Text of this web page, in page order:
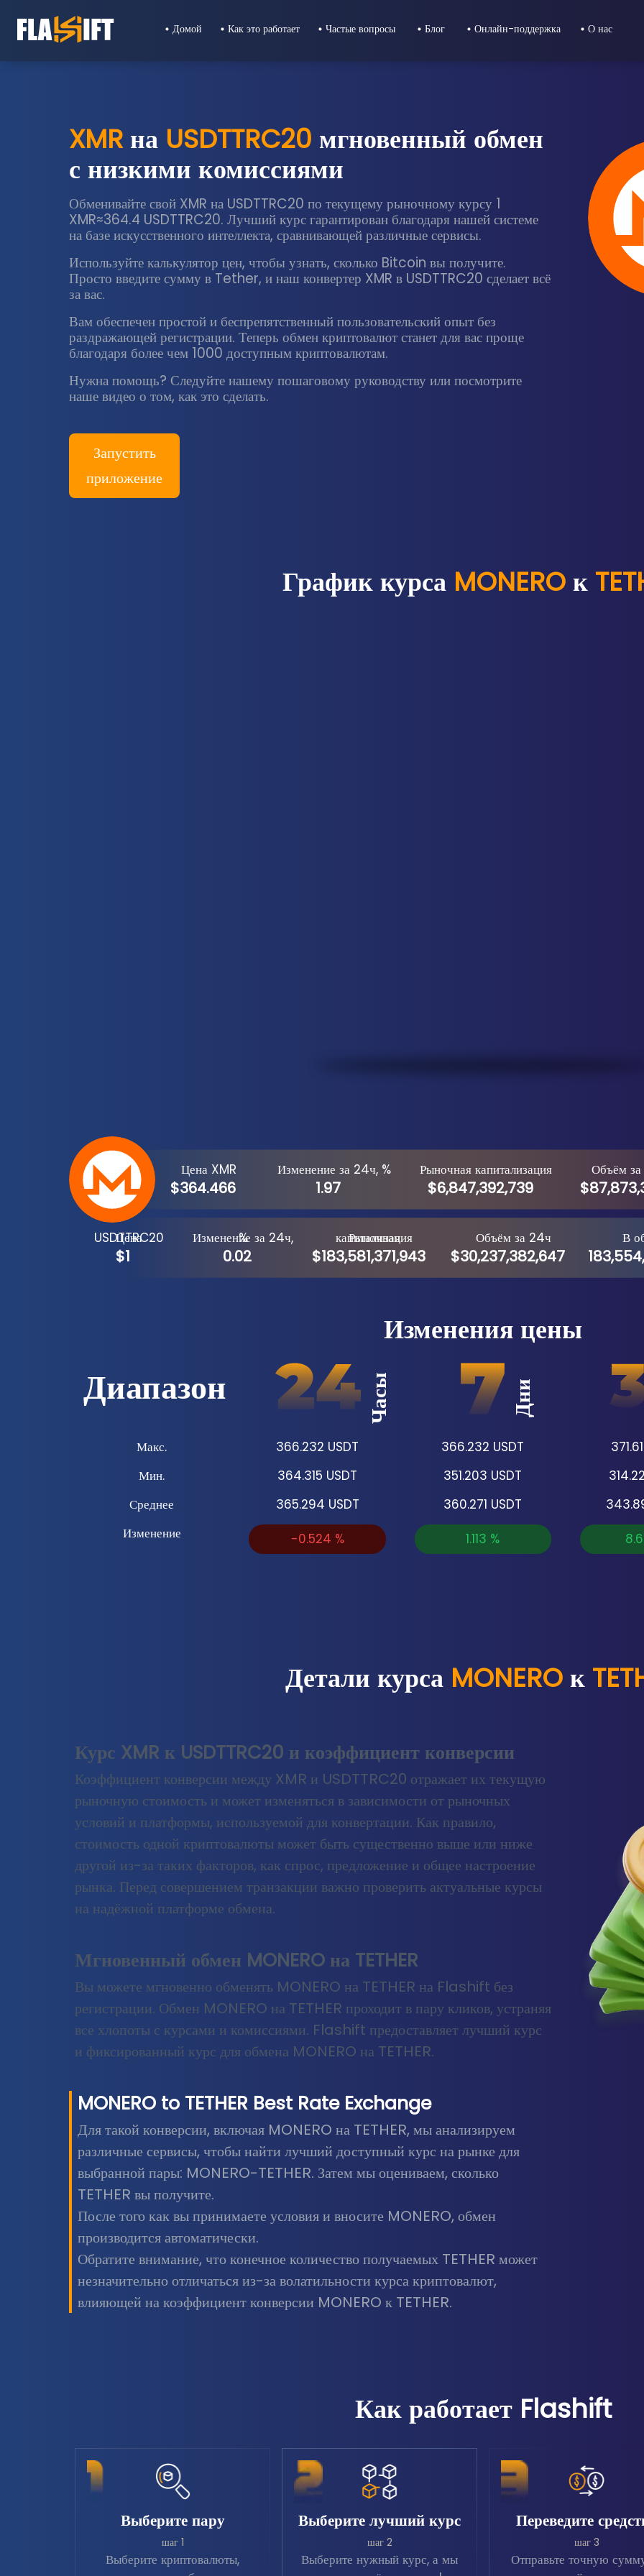
Домой Как это работает Частые вопросы Блог Онлайн-поддержка О нас
XMRна USDTTRC20 мгновенный обмен
с низкими комиссиями
Обменивайте свой XMR на USDTTRC20 по текущему рыночному курсу 1
XMR≈364.4 USDTTRC20. Лучший курс гарантирован благодаря нашей системе
на базе искусственного интеллекта, сравнивающей различные сервисы.
Используйте калькулятор цен, чтобы узнать, сколько Bitcoin вы получите.
Просто введите сумму в Tether, и наш конвертер XMR в USDTTRC20 сделает всё
за вас.
Вам обеспечен простой и беспрепятственный пользовательский опыт без
раздражающей регистрации. Теперь обмен криптовалют станет для вас проще
благодаря более чем 1000 доступным криптовалютам.
Нужна помощь? Следуйте нашему пошаговому руководству или посмотрите
наше видео о том, как это сделать.
Запустить
приложение
График курса MONEROк
Цена XMR Изменение за 24ч, % Рыночная капитализация Объём
$364.466 1.97 $6,847,392,739
Цена USDTTRC20 Изменение за 24ч, % Рыночная капитализация Объём за 24ч В
$1 0.02 $183,581,371,943 $30,237,382,647
Изменения цены
Диапазон
Макс.
Мин.
Среднее
Изменение
Часы
366.232 USDT
364.315 USDT
365.294 USDT
-0.524 %
Дни
366.232 USDT
351.203 USDT
360.271 USDT
1.113 %
Детали курса MONEROк
Курс XMR к USDTTRC20 и коэффициент конверсии
Коэффициент конверсии между XMR и USDTTRC20 отражает их текущую
рыночную стоимость и может изменяться в зависимости от рыночных
условий и платформы, используемой для конвертации. Как правило,
стоимость одной криптовалюты может быть существенно выше или ниже
другой из-за таких факторов, как спрос, предложение и общее настроение
рынка. Перед совершением транзакции важно проверить актуальные курсы
на надёжной платформе обмена.
Мгновенный обмен MONERO на TETHER
Вы можете мгновенно обменять MONERO на TETHER на Flashift без
регистрации. Обмен MONERO на TETHER проходит в пару кликов, устраняя
все хлопоты с курсами и комиссиями. Flashift предоставляет лучший курс
и фиксированный курс для обмена MONERO на TETHER.
MONERO to TETHER Best Rate Exchange
Для такой конверсии, включая MONERO на TETHER, мы анализируем
различные сервисы, чтобы найти лучший доступный курс на рынке для
выбранной пары: MONERO-TETHER. Затем мы оцениваем, сколько
TETHER вы получите.
После того как вы принимаете условия и вносите MONERO, обмен
производится автоматически.
Обратите внимание, что конечное количество получаемых TETHER может
незначительно отличаться из-за волатильности курса криптовалют,
влияющей на коэффициент конверсии MONERO к TETHER.
Как работает Flashift
Выберите пару
шаг 1
Выберите криптовалюты,
Выберите лучший курс
шаг 2
Выберите нужный курс, а мы
Переведите
шаг 3
Отправьте точную